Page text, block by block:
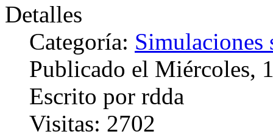
Detalles
Categoría: Simulaciones
Publicado el Miércoles,
Escrito por rdda
Visitas: 2702